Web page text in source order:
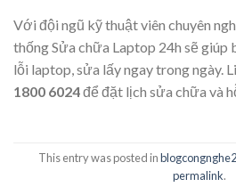
Với đội ngũ kỹ thuật viên chuyên
thống Sửa chữa Laptop 24h sẽ giúp
lỗi laptop, sửa lấy ngay trong ngày.
1800 6024để đặt lịch sửa chữa và
This entry was posted in
permalink.